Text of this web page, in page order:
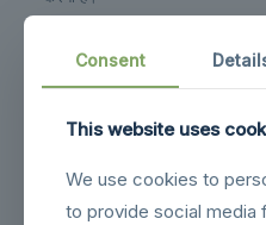
किया गया है, जिससे खिलाड़ी अपने
इस प्रकार, Fastpay Casino ने
w l
Consent
This website uses
We use cookies to
to provide social media